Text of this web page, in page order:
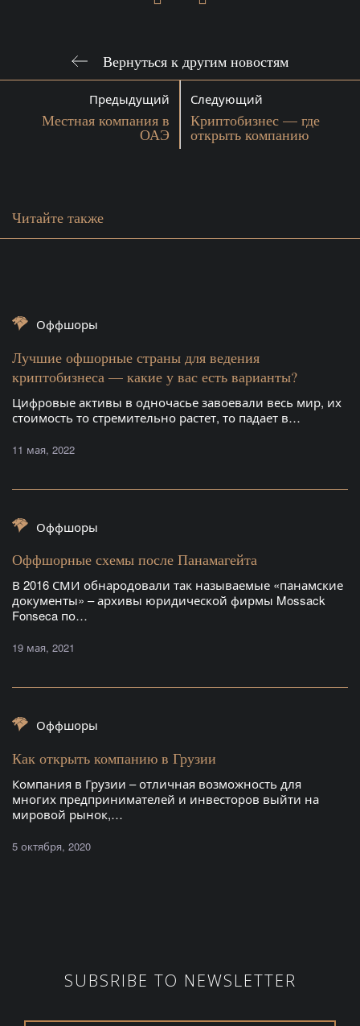
Вернуться к другим новостям
Предыдущий
Местная компания в
ОАЭ
Следующий
Криптобизнес — где
открыть компанию
Читайте также
Оффшоры
Лучшие офшорные страны для ведения
криптобизнеса — какие у вас есть варианты?
Цифровые активы в одночасье завоевали весь мир, их
стоимость то стремительно растет, то падает в…
11 мая, 2022
Оффшоры
Оффшорные схемы после Панамагейта
В 2016 СМИ обнародовали так называемые «панамские
документы» – архивы юридической фирмы Mossack
Fonseca по…
19 мая, 2021
Оффшоры
Как открыть компанию в Грузии
Компания в Грузии – отличная возможность для
многих предпринимателей и инвесторов выйти на
мировой рынок,…
5 октября, 2020
SUBSRIBE TO NEWSLETTER